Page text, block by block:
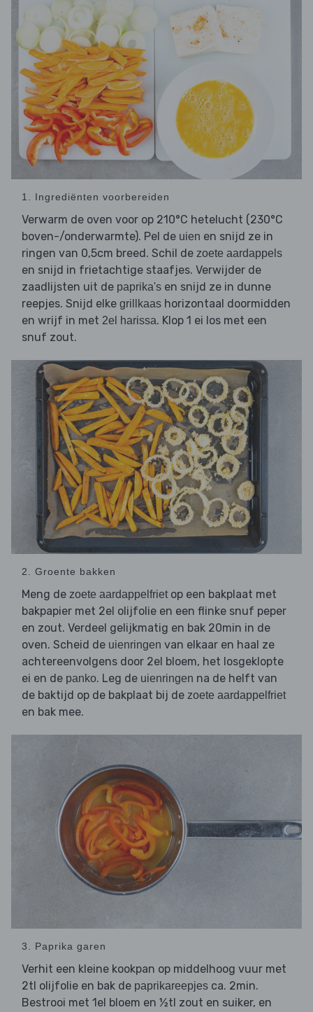
1. Ingrediënten voorbereiden
Verwarm de oven voor op 210°C hetelucht (230°C
boven-/onderwarmte). Pel de uien en snijd ze in
ringen van 0,5cm breed. Schil de zoete aardappels
en snijd in frietachtige staafjes. Verwijder de
zaadlijsten uit de paprika's en snijd ze in dunne
reepjes. Snijd elke grillkaas horizontaal doormidden
en wrijf in met 2el harissa. Klop 1 ei los met een
snuf zout.
2. Groente bakken
Meng de zoete aardappelfrietop een bakplaat met
bakpapier met 2el olijfolie en een flinke snuf peper
en zout. Verdeel gelijkmatig en bak 20min in de
oven. Scheid de uienringen van elkaar en haal ze
achtereenvolgens door 2el bloem, het losgeklopte
ei en de panko. Leg de uienringen na de helft van
de baktijd op de bakplaat bij de zoete aardappelfriet
en bak mee.
3. Paprika garen
Verhit een kleine kookpan op middelhoog vuur met
2tl olijfolie en bak de paprikareepjes ca. 2min.
Bestrooi met 1el bloem en ½tl zout en suiker, en